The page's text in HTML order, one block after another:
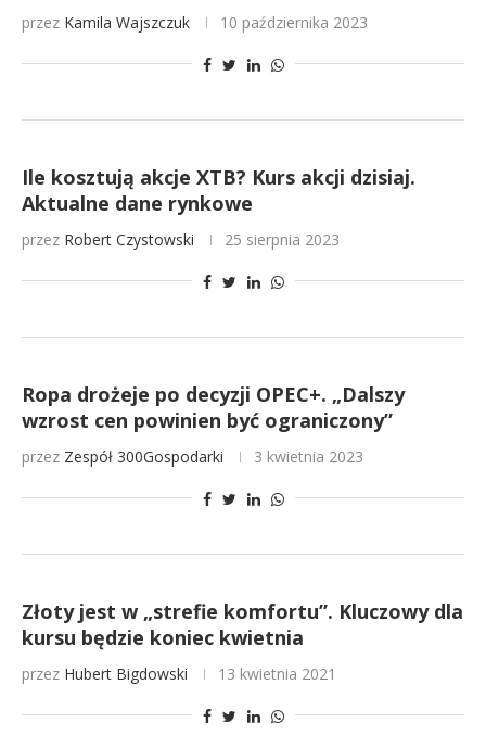
przez Kamila Wajszczuk 10 października 2023
Ile kosztują akcje XTB? Kurs akcji dzisiaj.
Aktualne dane rynkowe
przez Robert Czystowski 25 sierpnia 2023
Ropa drożeje po decyzji OPEC+. „Dalszy
wzrost cen powinien być ograniczony”
przez Zespół 300Gospodarki 3 kwietnia 2023
Złoty jest w „strefie komfortu”. Kluczowy dla
kursu będzie koniec kwietnia
przez Hubert Bigdowski 13 kwietnia 2021